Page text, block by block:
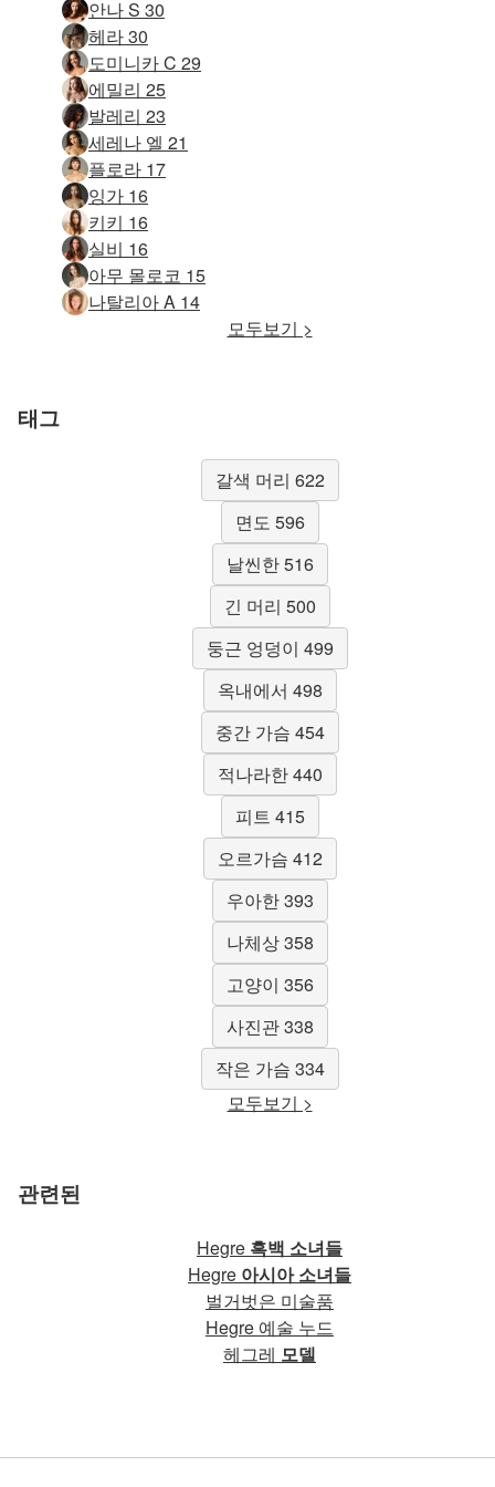
안나 S 30
헤라 30
도미니카 C 29
에밀리 25
발레리 23
세레나 엘 21
플로라 17
잉가 16
키키 16
실비 16
아무 몰로코 15
나탈리아 A 14
모두보기 >
태그
갈색 머리 622
면도 596
날씬한 516
긴 머리 500
둥근 엉덩이 499
옥내에서 498
중간 가슴 454
적나라한 440
피트 415
오르가슴 412
우아한 393
나체상 358
고양이 356
사진관 338
작은 가슴 334
모두보기 >
관련된
Hegre 흑백 소녀들
Hegre 아시아 소녀들
벌거벗은 미술품
Hegre 예술 누드
헤그레 모델